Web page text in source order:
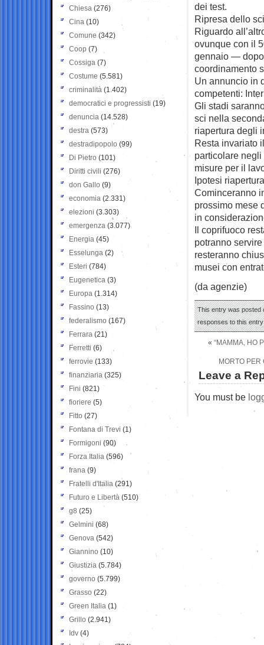
dei test.
Ripresa dello
Riguardo
ovunque con il
gennaio — dopo
coordinamento
Un annuncio in
competenti:
Gli stadi
sci nella
riapertura degli
Resta invariato
particolare
misure per il
Ipotesi
Cominceranno
prossimo mese
in
Il coprifuoco
potranno
resteranno
musei con
(da agenzie)
This entry was posted
responses to this
« “MAMMA, HO
MORTO PER
Leave a
You must be
Chiesa (276)
Cina (10)
Comune (342)
Coop (7)
Cossiga (7)
Costume (5.581)
criminalità (1.402)
democratici e progressisti (19)
denuncia (14.528)
destra (573)
destradipopolo (99)
Di Pietro (101)
Diritti civili (276)
don Gallo (9)
economia (2.331)
elezioni (3.303)
emergenza (3.077)
Energia (45)
Esselunga (2)
Esteri (784)
Eugenetica (3)
Europa (1.314)
Fassino (13)
federalismo (167)
Ferrara (21)
Ferretti (6)
ferrovie (133)
finanziaria (325)
Fini (821)
fioriere (5)
Fitto (27)
Fontana di Trevi (1)
Formigoni (90)
Forza Italia (596)
frana (9)
Fratelli d'Italia (291)
Futuro e Libertà (510)
g8 (25)
Gelmini (68)
Genova (542)
Giannino (10)
Giustizia (5.784)
governo (5.799)
Grasso (22)
Green Italia (1)
Grillo (2.941)
Idv (4)